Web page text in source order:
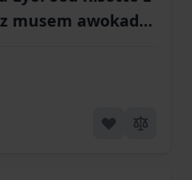
musem awokado